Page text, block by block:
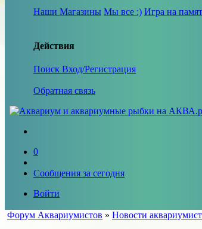
Наши Магазины Мы все :) Игра на
Действия
Поиск Вход/Регистрация
Обратная связь
0
Сообщения за сегодня
Войти
Форум Аквариумистов » Новости